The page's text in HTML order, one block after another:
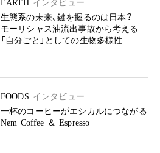
EARTH インタビュー
生態系の未来、鍵を握るのは日本？
モーリシャス油流出事故から考える
「自分ごと」としての生物多様性
FOODS インタビュー
一杯のコーヒーがエシカルにつながる
Nem Coffee ＆ Espresso